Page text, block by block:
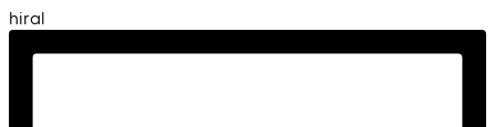
hiral